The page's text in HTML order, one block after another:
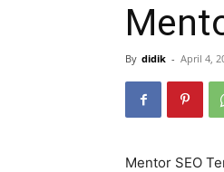
By didik - April 4,
Mentor SEO